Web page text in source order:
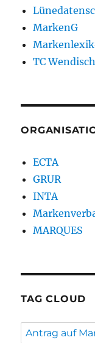
MarkenG
TC
ECTA
GRUR
INTA
MARQUES
TAG CLOUD
Antrag auf